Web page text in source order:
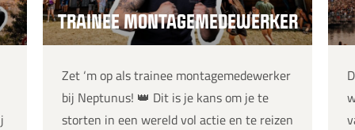
TRAINEE MONTAGEMEDEWERKER
Zet ‘m op als trainee montagemedewerker
bij Neptunus! 👑 Dit is je kans om je te
storten in een wereld vol actie en te reizen